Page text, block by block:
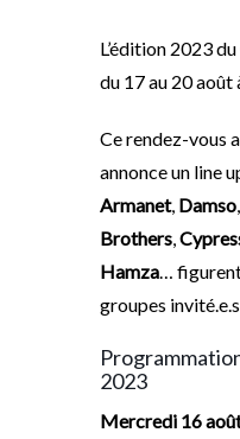
L’édition 2023 du
du 17 au 20
Ce rendez-vous
annonce un line
Armanet, Damso,
Brothers,
Hamza…
groupes
2023
Mercredi 16